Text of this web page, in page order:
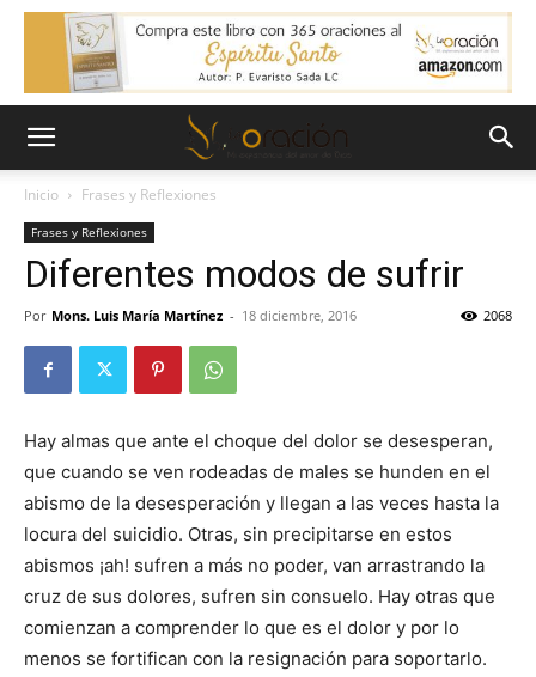
Inicio Frases y Reflexiones
Frases y Reflexiones
Diferentes modos de sufrir
Por Mons. Luis María Martínez - 18 diciembre, 2016 2068
Hay almas que ante el choque del dolor se desesperan,
que cuando se ven rodeadas de males se hunden en el
abismo de la desesperación y llegan a las veces hasta la
locura del suicidio. Otras, sin precipitarse en estos
abismos ¡ah! sufren a más no poder, van arrastrando la
cruz de sus dolores, sufren sin consuelo. Hay otras que
comienzan a comprender lo que es el dolor y por lo
menos se fortifican con la resignación para soportarlo.